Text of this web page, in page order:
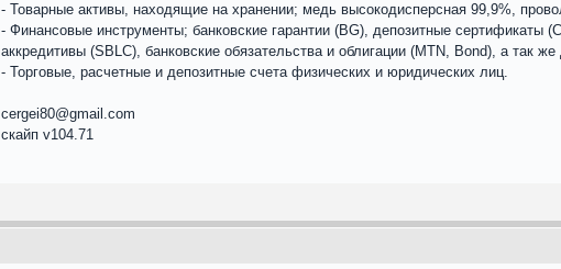
- Товарные активы, находящие на хранении; медь высокодисперсная 99,9%,
- Финансовые инструменты; банковские гарантии (BG), депозитные сертификаты
аккредитивы (SBLC), банковские обязательства и облигации (MTN, Bond), а так
- Торговые, расчетные и депозитные счета физических и юридических лиц.
cergei80@gmail.com
скайп v104.71